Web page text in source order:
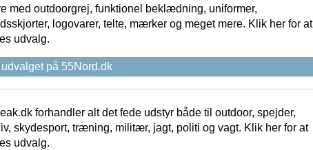
med outdoorgrej, funktionel beklædning, uniformer,
logovarer, telte, mærker og meget mere. Klik her for at
udvalg.
på 55Nord.dk
forhandler alt det fede udstyr både til outdoor, spejder,
skydesport, træning, militær, jagt, politi og vagt. Klik her for at
udvalg.